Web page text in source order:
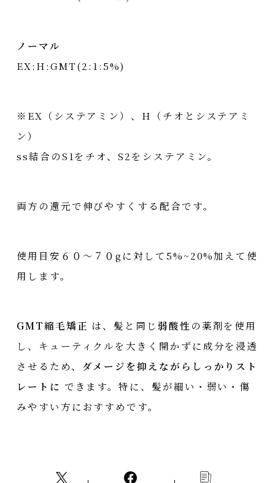
ノーマル
EX:H:GMT(2:1:5%)
※EX（システアミン）、H（チオとシステアミ
ン）
ss結合のS1をチオ、S2をシステアミン。
両方の還元で伸びやすくする配合です。
使用目安６０〜７０gに対して5%~20%加えて使
用します。
GMT縮毛矯正 は、髪と同じ弱酸性 の薬剤を使用
し、キューティクルを大きく開かずに成分を浸透
させるため、 ダメージを抑えながらしっかりスト
レートに できます。特に、髪が細い・弱い・傷
みやすい方におすすめです。